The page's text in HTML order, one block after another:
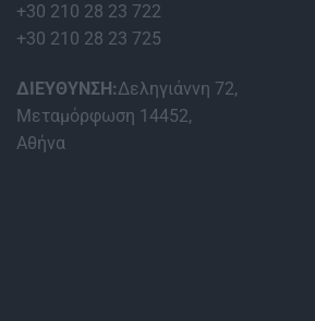
+30 210 28 23 722
+30 210 28 23 725
ΔΙΕΥΘΥΝΣΗ:Δεληγιάννη 72,
Μεταμόρφωση 14452,
Αθήνα